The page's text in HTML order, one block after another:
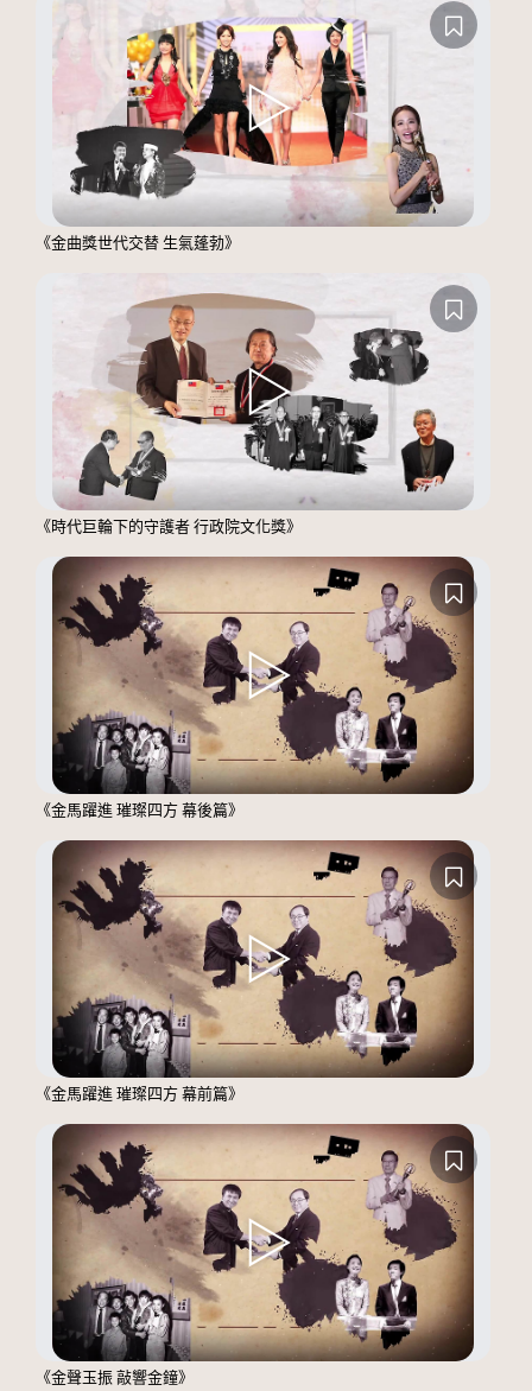
《金曲獎世代交替 生氣蓬勃》
《時代巨輪下的守護者 行政院文化獎》
《金馬躍進 璀璨四方 幕後篇》
《金馬躍進 璀璨四方 幕前篇》
《金聲玉振 敲響金鐘》